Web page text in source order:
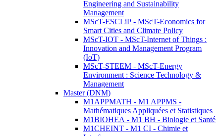
Engineering and Sustainability
Management
MScT-ESCLiP - MScT-Economics for
Smart Cities and Climate Policy
MScT-IOT - MScT-Internet of Things :
Innovation and Management Program
(IoT)
MScT-STEEM - MScT-Energy
Environment : Science Technology &
Management
Master (DNM)
M1APPMATH - M1 APPMS -
Mathématiques Appliquées et Statistiques
M1BIOHEA - M1 BH - Biologie et Santé
M1CHEINT - M1 CI - Chimie et